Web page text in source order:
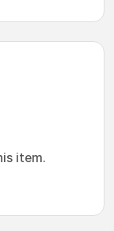
item.